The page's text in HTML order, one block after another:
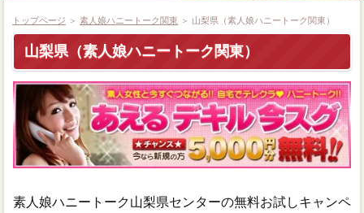
都道府県別キャンペーン情報
ツーショットダイヤル番組紹介
アプリでツーショットダイヤル
ツーショット関連ニュース
トップページ ＞ 素人娘ハニートーク関東 ＞ 山梨県（素人娘ハニートーク関東）
山梨県（素人娘ハニートーク関東）
素人娘ハニートーク山梨県センターの無料お試しキャンペ